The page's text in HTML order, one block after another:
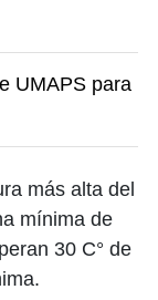
UMAPS para
más alta del
mínima de
30 C° de